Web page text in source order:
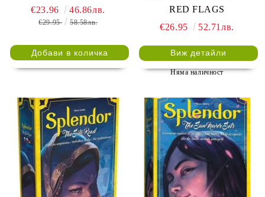
€23.96 46.86лв.
€29.95 58.58лв.
RED FLAGS
€26.95
52.71лв.
Виж детайли
Няма наличност